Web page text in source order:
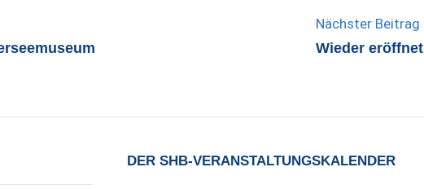
Nächster Beitrag
Wieder
DER SHB-VERANSTALTUNGSKALENDER